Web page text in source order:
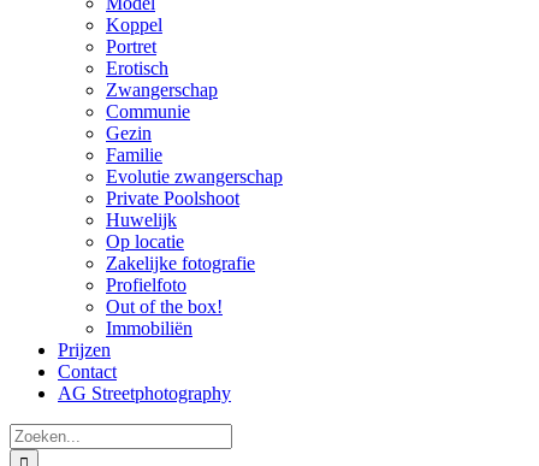
Koppel
Portret
Erotisch
Zwangerschap
Communie
Gezin
Familie
Evolutie zwangerschap
Private Poolshoot
Huwelijk
Op locatie
Zakelijke fotografie
Profielfoto
Out of the box!
Immobiliën
Prijzen
Contact
AG Streetphotography
Zoeken
naar: